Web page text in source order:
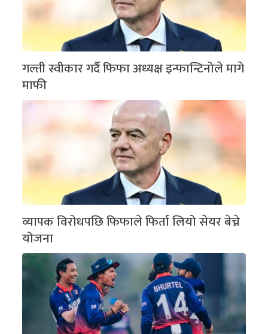
गल्ती स्वीकार गर्दै फिफा अध्यक्ष इन्फान्टिनोले मागे
माफी
व्यापक विरोधपछि फिफाले फिर्ता लियो सेयर बेच्ने
योजना